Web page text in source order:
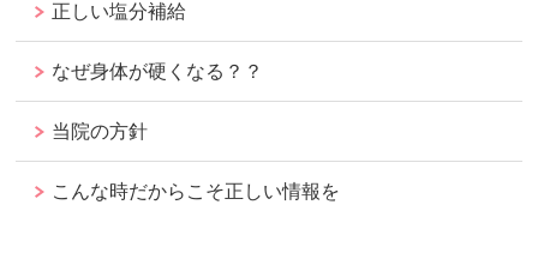
正しい塩分補給
なぜ身体が硬くなる？？
当院の方針
こんな時だからこそ正しい情報を